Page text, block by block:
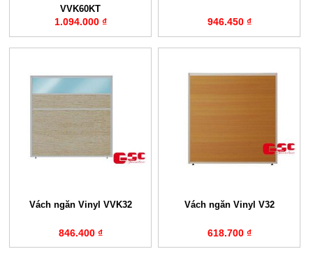
VVK60KT
1.094.000 ₫ 946.450 ₫
Vách ngăn Vinyl VVK32
846.400 ₫
Vách ngăn Vinyl V32
618.700 ₫